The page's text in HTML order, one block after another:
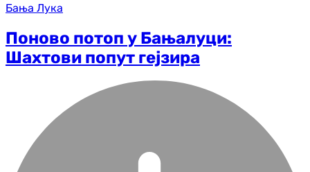
Бања Лука
Поново потоп у Бањалуци:
Шахтови попут гејзира